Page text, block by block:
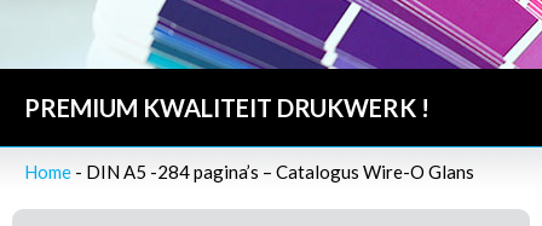
PREMIUM KWALITEIT DRUKWERK !
Home - DIN A5 -284 pagina’s – Catalogus Wire-O Glans